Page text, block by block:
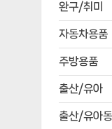
완구/취미
자동차용품
주방용품
출산/유아
출산/유아동